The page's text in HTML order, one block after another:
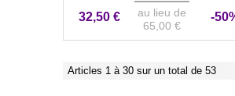
32,50 €
au lieu de
65,00 €
-
Articles 1 à 30 sur un total de 53